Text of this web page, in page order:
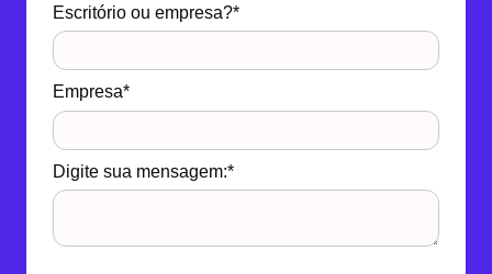
Escritório ou empresa?*
Empresa*
Digite sua mensagem:*